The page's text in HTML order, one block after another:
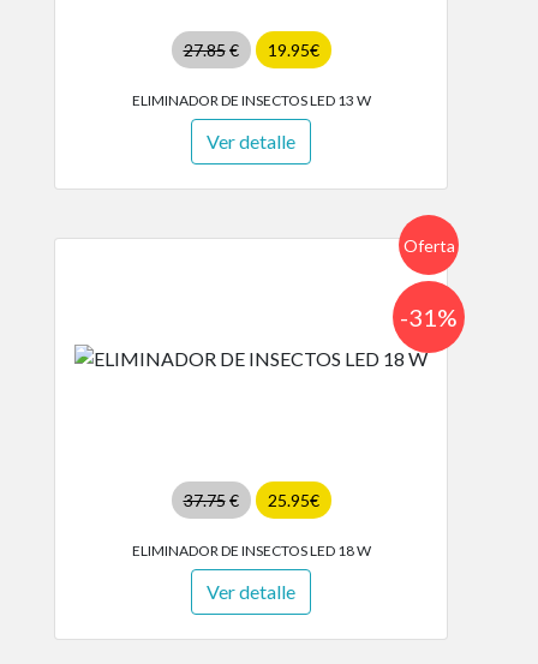
27.85€ 19.95€
ELIMINADOR DE INSECTOS LED 13 W
Ver detalle
Oferta
37.75€ 25.95€
-31%
ELIMINADOR DE INSECTOS LED 18 W
Ver detalle